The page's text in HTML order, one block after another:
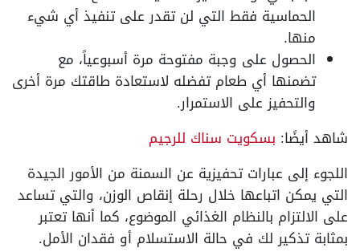
الحماسية فقط التي لن تقدر على تنفيذ أي شيء
منها.
الحصول على وجبة مفتوحة مرة أسبوعياً، مع
تضمنها أي طعام تفضله لاستعادة طاقتك مرة أخرى
والتحفيز على الاستمرار.
شاهد أيضًا: بسكويت سناك للرجيم
اللجوء إلى عبارات تحفيزية عن السمنة من الأمور الجيدة
التي يمكن اتباعها خلال رحلة إنقاص الوزن، والتي تساعد
على الالتزام بالنظام الغذائي الموضوع، كما أنها تعتبر
بمثابة تذكير لك في حالة الاستسلام أو فقدان الأمل.